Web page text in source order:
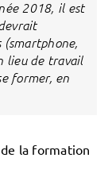
2018, il est
(smartphone,
lieu de travail
former, en
la formation